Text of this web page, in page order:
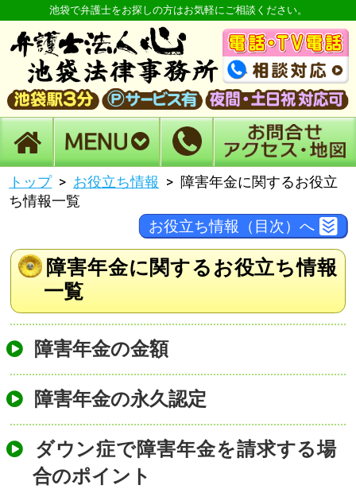
池袋で弁護士をお探しの方はお気軽にご相談ください。
トップ お役立ち情報
障害年金に関するお役立
ち情報一覧
お役立ち情報（目次）へ
障害年金に関するお役立ち情報
一覧
障害年金の金額
障害年金の永久認定
ダウン症で障害年金を請求する場
合のポイント